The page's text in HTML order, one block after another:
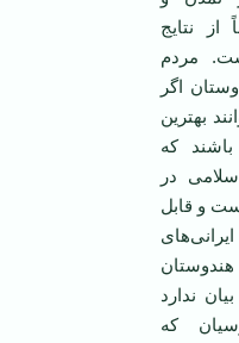
از نتایج
مردم
اگر
بهترین
که
در
و قابل
ندارد
که